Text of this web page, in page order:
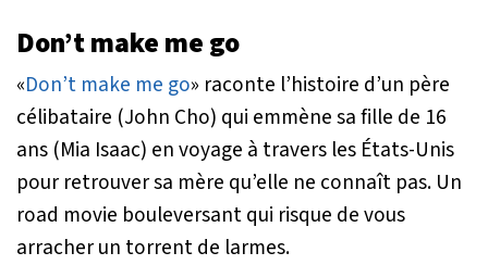
Don’t make me go
«Don’t make me go» raconte l’histoire d’un père
célibataire (John Cho) qui emmène sa fille de 16
ans (Mia Isaac) en voyage à travers les États-Unis
pour retrouver sa mère qu’elle ne connaît pas. Un
road movie bouleversant qui risque de vous
arracher un torrent de larmes.